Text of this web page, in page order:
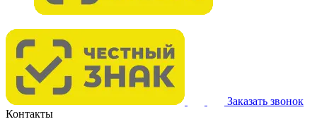
Заказать звонок
Контакты